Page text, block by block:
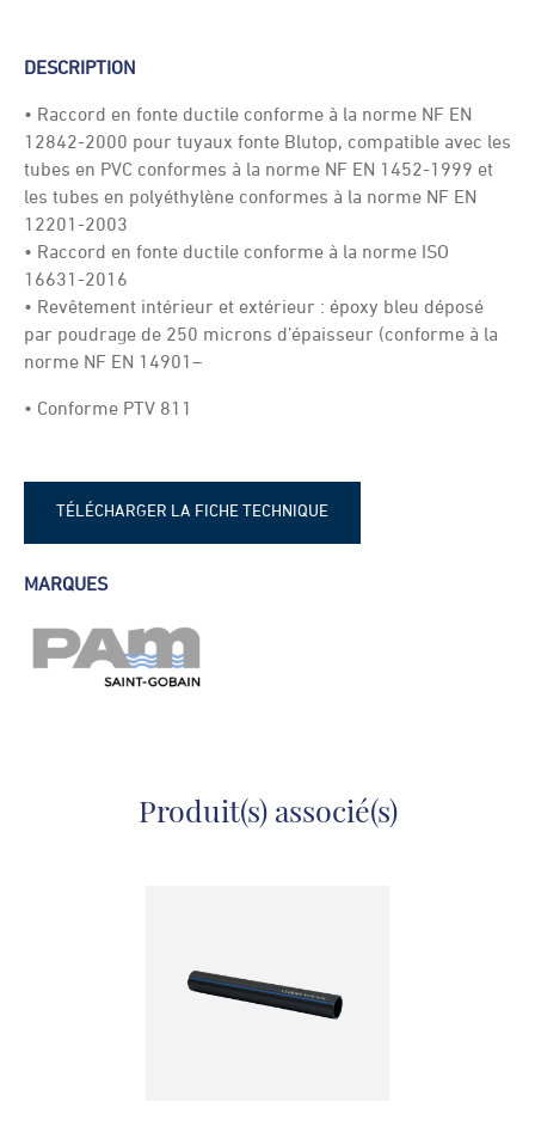
DESCRIPTION
• Raccord en fonte ductile conforme à la norme NF EN
12842-2000 pour tuyaux fonte Blutop, compatible avec les
tubes en PVC conformes à la norme NF EN 1452-1999 et
les tubes en polyéthylène conformes à la norme NF EN
12201-2003
• Raccord en fonte ductile conforme à la norme ISO
16631-2016
• Revêtement intérieur et extérieur : époxy bleu déposé
par poudrage de 250 microns d’épaisseur (conforme à la
norme NF EN 14901–
• Conforme PTV 811
TÉLÉCHARGER LA FICHE TECHNIQUE
MARQUES
Produit(s) associé(s)